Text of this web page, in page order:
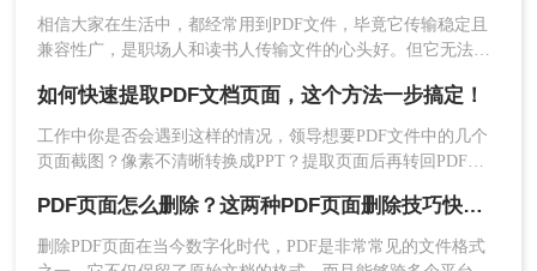
相信大家在生活中，都经常用到PDF文件，毕竟它传输稳定且
兼容性广，是职场人和读书人传输文件的心头好。但它无法直
PDF转换成word，操作起来非常耗费时间。不过别怕！我有办
法！我们可以利用办公软件中的PDF工具，对其中的一页或几
页进行删除操作。那么pdf如何删除其中一页呢？不清楚的小伙
伴快点往下看吧。
如何快速提取PDF文档页面，这个方法一步搞定！
工作中你是否会遇到这样的情况，领导想要PDF文件中的几个
页面截图？像素不清晰转换成PPT？提取页面后再转回PDF太
快速提取PDF文档页面吧。
PDF页面怎么删除？这两种PDF页面删除技巧快速搞定！
删除PDF页面在当今数字化时代，PDF是非常常见的文件格式